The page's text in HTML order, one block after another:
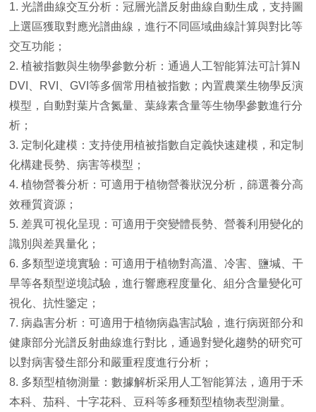
1. 光譜曲線交互分析：冠層光譜反射曲線自動生成，支持圖
上選區獲取對應光譜曲線，進行不同區域曲線計算與對比等
交互功能；
2. 植被指數與生物學參數分析：通過人工智能算法可計算N
DVI、RVI、GVI等多個常用植被指數；內置農業生物學反演
模型，自動對葉片含氮量、葉綠素含量等生物學參數進行分
析；
3. 定制化建模：支持使用植被指數自定義快速建模，和定制
化構建長勢、病害等模型；
4. 植物營養分析：可適用于植物營養狀況分析，篩選養分高
效種質資源；
5. 差異可視化呈現：可適用于突變體長勢、營養利用變化的
識別與差異量化；
6. 多類型逆境實驗：可適用于植物對高溫、冷害、鹽堿、干
旱等各類型逆境試驗，進行響應程度量化、組分含量變化可
視化、抗性鑒定；
7. 病蟲害分析：可適用于植物病蟲害試驗，進行病斑部分和
健康部分光譜反射曲線進行對比，通過對變化趨勢的研究可
以對病害發生部分和嚴重程度進行分析；
8. 多類型植物測量：數據解析采用人工智能算法，適用于禾
本科、茄科、十字花科、豆科等多種類型植物表型測量。